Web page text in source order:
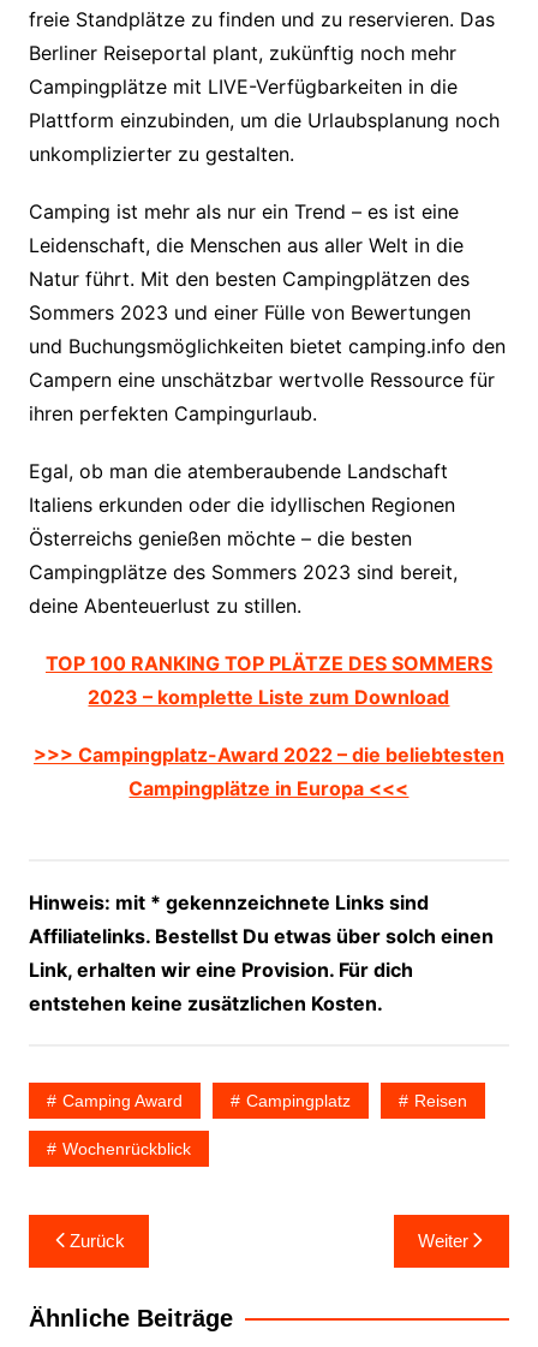
freie Standplätze zu finden und zu reservieren. Das
Berliner Reiseportal plant, zukünftig noch mehr
Campingplätze mit LIVE-Verfügbarkeiten in die
Plattform einzubinden, um die Urlaubsplanung noch
unkomplizierter zu gestalten.
Camping ist mehr als nur ein Trend – es ist eine
Leidenschaft, die Menschen aus aller Welt in die
Natur führt. Mit den besten Campingplätzen des
Sommers 2023 und einer Fülle von Bewertungen
und Buchungsmöglichkeiten bietet camping.info den
Campern eine unschätzbar wertvolle Ressource für
ihren perfekten Campingurlaub.
Egal, ob man die atemberaubende Landschaft
Italiens erkunden oder die idyllischen Regionen
Österreichs genießen möchte – die besten
Campingplätze des Sommers 2023 sind bereit,
deine Abenteuerlust zu stillen.
TOP 100 RANKING TOP PLÄTZE DES SOMMERS
2023 – komplette Liste zum Download
>>> Campingplatz-Award 2022 – die beliebtesten
Campingplätze in Europa <<<
Hinweis: mit * gekennzeichnete Links sind
Affiliatelinks. Bestellst Du etwas über solch einen
Link, erhalten wir eine Provision. Für dich
entstehen keine zusätzlichen Kosten.
Camping Award Campingplatz Reisen
Wochenrückblick
Beitragsnavigation
Zurück Weiter
Ähnliche Beiträge